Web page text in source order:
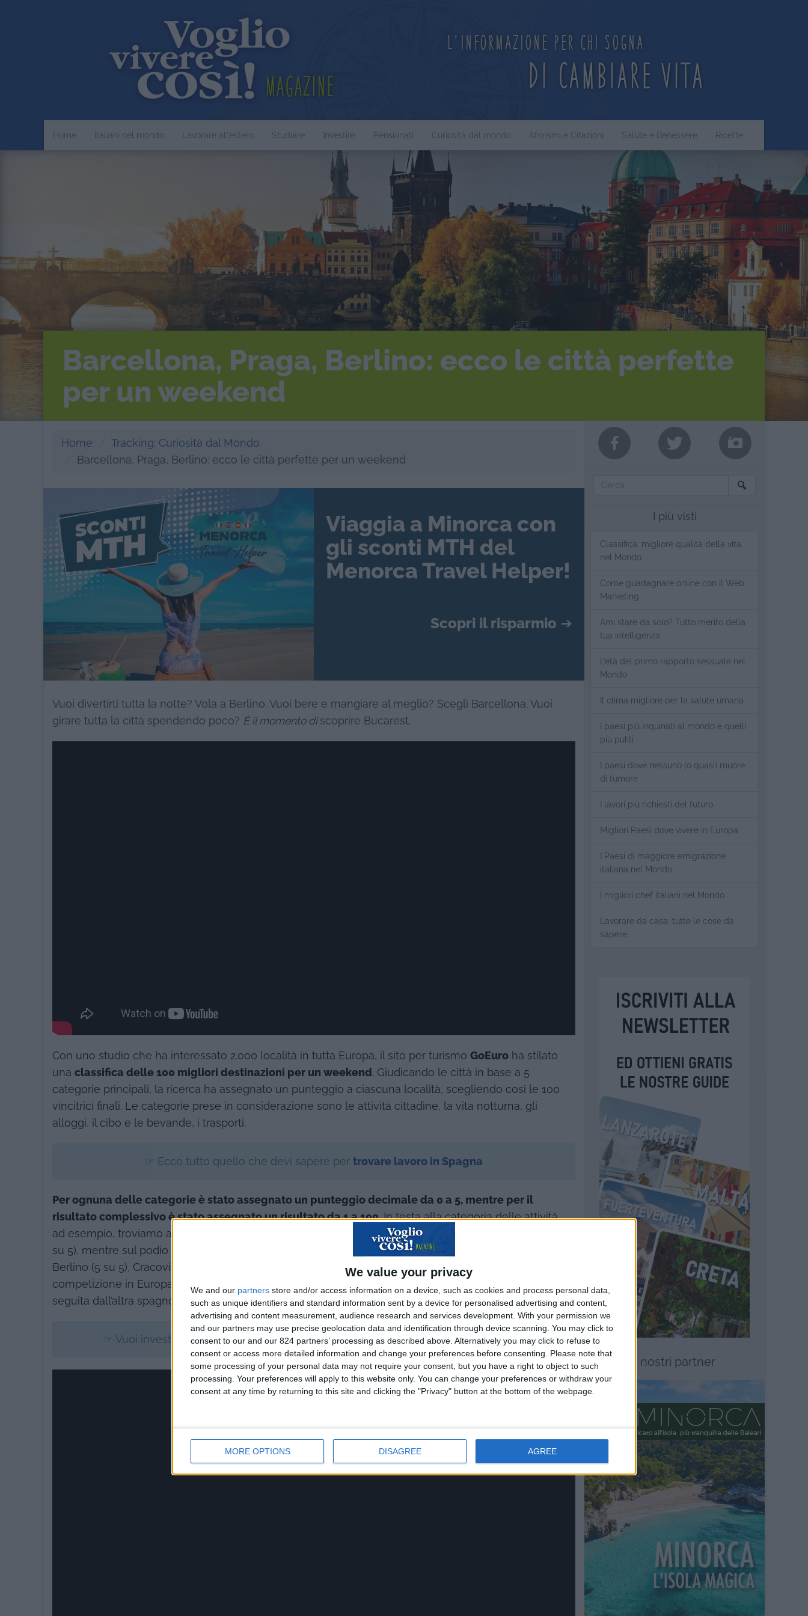
We value your privacy
We and our partners store and/or access information on a device, such as cookies and process personal data,
such as unique identifiers and standard information sent by a device for personalised advertising and content,
advertising and content measurement, audience research and services development. With your permission we
and our partners may use precise geolocation data and identification through device scanning. You may click to
consent to our and our 824 partners’ processing as described above. Alternatively you may click to refuse to
consent or access more detailed information and change your preferences before consenting.
Please note that
some processing of your personal data may not require your consent, but you have a right to object to such
processing. Your preferences will apply to this website only. You can change your preferences or withdraw your
consent at any time by returning to this site and clicking the "Privacy" button at the bottom of the webpage.
MORE OPTIONS DISAGREE AGREE
Magazine
L'informazione per chi sogna
di cambiare vita
Home Italiani nel mondo Lavorare all’estero Studiare Investire Pensionati Curiosità dal mondo Aforismi e Citazioni Salute e Benessere Ricette
Barcellona, Praga, Berlino: ecco le città perfette
per un weekend
Home
Tracking: Curiosità dal Mondo
Barcellona, Praga, Berlino: ecco le città perfette per un weekend
Viaggia a Minorca con
gli sconti MTH del
Menorca Travel Helper!
Scopri il risparmio ➔
Vuoi divertirti tutta la notte? Vola a Berlino. Vuoi bere e mangiare al meglio? Scegli Barcellona. Vuoi
girare tutta la città spendendo poco? È il momento discoprire Bucarest.
Con uno studio che ha interessato 2.000 località in tutta Europa, il sito per turismo GoEuro ha stilato
una classifica delle 100 migliori destinazioni per un weekend. Giudicando le città in base a 5
categorie principali, la ricerca ha assegnato un punteggio a ciascuna località, scegliendo così le 100
vincitrici finali. Le categorie prese in considerazione sono le attività cittadine, la vita notturna, gli
alloggi, il cibo e le bevande, i trasporti.
☞ Ecco tutto quello che devi sapere per trovare lavoro in Spagna
Per ognuna delle categorie è stato assegnato un punteggio decimale da 0 a 5, mentre per il
risultato complessivo è stato assegnato un risultato da 1 a 100. In testa alla categoria delle attività,
ad esempio, troviamo a punteggio pieno Londra (5 punti su 5), seguita da Parigi (4,9 su 5) e Roma (4,8
su 5), mentre sul podio delle migliori destinazioni per chi voglia godersi la vita notturna compaiono
Berlino (5 su 5), Cracovia (4,9 su 5) e Barcellona (4,8 su 5). Per quanto riguarda il cibo e le bevande, la
competizione in Europa è durissima: a spuntarla è stata di nuovo la catalana Barcellona (5 punti su 5),
seguita dall’altra spagnola Madrid (5 su 5), Parigi (4,9 su 5) e Roma (4,9 su 5).
☞ Vuoi investire in Spagna? Ti spieghiamocome aprire un'attività a Barcellona! ☜
I più visti
Classifica: migliore qualità della vita
nel Mondo
Come guadagnare online con il Web
Marketing
Ami stare da solo? Tutto merito della
tua intelligenza
L’età del primo rapporto sessuale nel
Mondo
Il clima migliore per la salute umana
I paesi più inquinati al mondo e quelli
più puliti
I paesi dove nessuno (o quasi) muore
di tumore
I lavori più richiesti del futuro
Migliori Paesi dove vivere in Europa
I Paesi di maggiore emigrazione
italiana nel Mondo
I migliori chef italiani nel Mondo
Lavorare da casa: tutte le cose da
sapere
I nostri partner